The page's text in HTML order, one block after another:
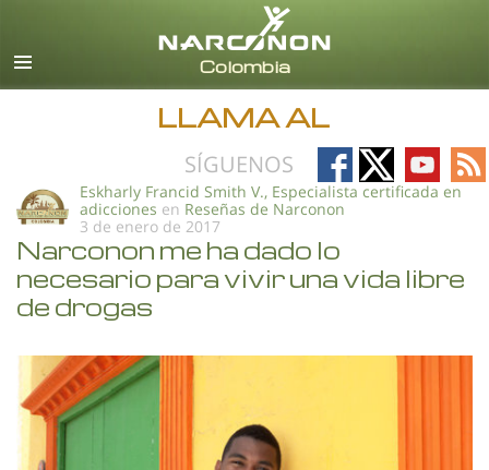
Español
Todas las Regiones/Idiomas
LLAMA AL
SÍGUENOS
Follow
on
Facebook
Follow
on
Follow
on
on
Eskharly Francid Smith V., Especialista certificada en
adicciones en Reseñas de Narconon
3 de enero de 2017
Narconon me ha dado lo
necesario para vivir una vida libre
de drogas